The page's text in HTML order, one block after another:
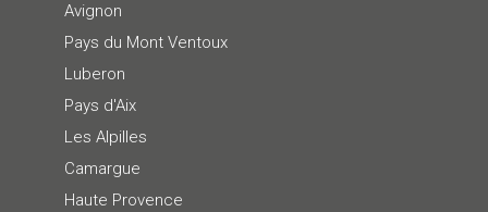
Avignon
Pays du Mont Ventoux
Luberon
Pays d'Aix
Les Alpilles
Camargue
Haute Provence